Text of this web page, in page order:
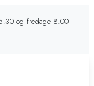
og fredage 8.00